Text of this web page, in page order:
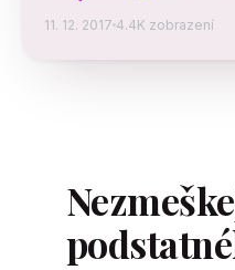
oblastí, včetně
11. 12. 2017 4.4K zobrazení